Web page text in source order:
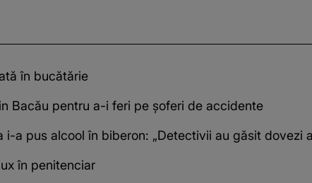
în bucătărie
Bacău pentru a-i feri pe șoferi de accidente
a pus alcool în biberon: „Detectivii au găsit dovezi
în penitenciar